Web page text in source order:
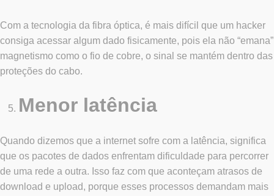
Com a tecnologia da fibra óptica, é mais difícil que um hacker
consiga acessar algum dado fisicamente, pois ela não “emana”
magnetismo como o fio de cobre, o sinal se mantém dentro das
proteções do cabo.
Menor latência
Quando dizemos que a internet sofre com a latência, significa
que os pacotes de dados enfrentam dificuldade para percorrer
de uma rede a outra. Isso faz com que aconteçam atrasos de
download e upload, porque esses processos demandam mais